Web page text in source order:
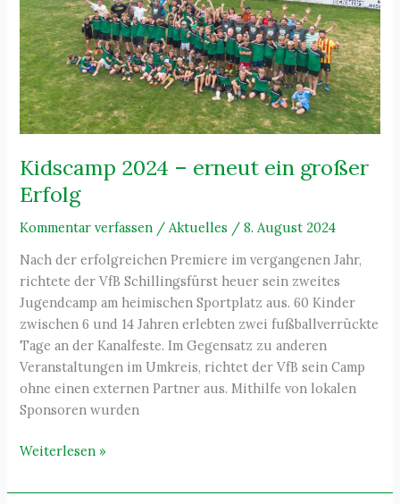
Kidscamp 2024 – erneut ein großer
Erfolg
Kommentar verfassen / Aktuelles /8. August 2024
Nach der erfolgreichen Premiere im vergangenen Jahr,
richtete der VfB Schillingsfürst heuer sein zweites
Jugendcamp am heimischen Sportplatz aus. 60 Kinder
zwischen 6 und 14 Jahren erlebten zwei fußballverrückte
Tage an der Kanalfeste. Im Gegensatz zu anderen
Veranstaltungen im Umkreis, richtet der VfB sein Camp
ohne einen externen Partner aus. Mithilfe von lokalen
Sponsoren wurden
Kidscamp
–
Weiterlesen »